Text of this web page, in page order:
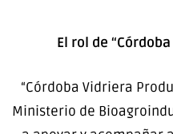
El rol de
“Córdoba Vidriera
Ministerio de